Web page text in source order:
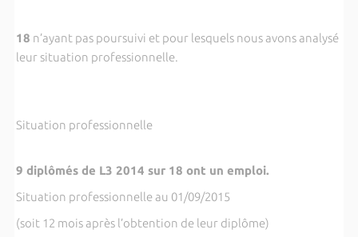
18 n’ayant pas poursuivi et pour lesquels nous avons analysé
leur situation professionnelle.
Situation professionnelle
9 diplômés de L3 2014 sur 18 ont un emploi.
Situation professionnelle au 01/09/2015
(soit 12 mois après l’obtention de leur diplôme)